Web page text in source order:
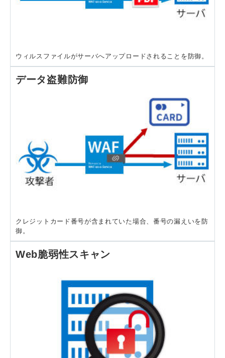
ウィルスファイルがサーバへアップロードされることを防御。
データ盗難防御
クレジットカード番号が含まれていた場合、番号の漏えいを防
御。
Web脆弱性スキャン